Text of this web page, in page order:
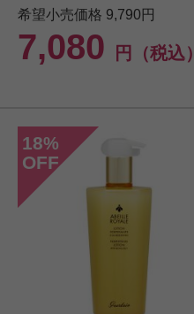
希望小売価格 9,790円
7,080 円（税込）
18%
OFF